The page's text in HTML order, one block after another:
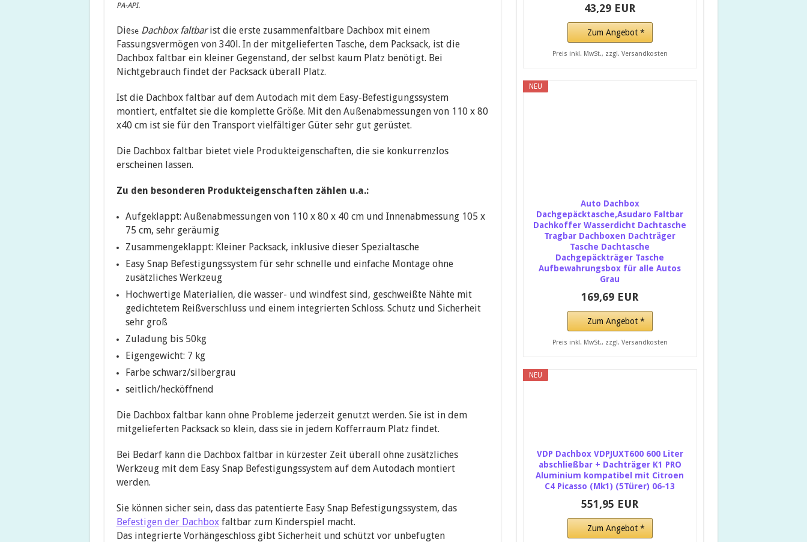
PA-API.
Diese Dachbox faltbarist die erste zusammenfaltbare Dachbox mit einem
Fassungsvermögen von 340l. In der mitgelieferten Tasche, dem Packsack, ist die
Dachbox faltbar ein kleiner Gegenstand, der selbst kaum Platz benötigt. Bei
Nichtgebrauch findet der Packsack überall Platz.
Ist die Dachbox faltbar auf dem Autodach mit dem Easy-Befestigungssystem
montiert, entfaltet sie die komplette Größe. Mit den Außenabmessungen von 110 x 80
x40 cm ist sie für den Transport vielfältiger Güter sehr gut gerüstet.
Die Dachbox faltbar bietet viele Produkteigenschaften, die sie konkurrenzlos
erscheinen lassen.
Zu den besonderen Produkteigenschaften zählen u.a.:
Aufgeklappt: Außenabmessungen von 110 x 80 x 40 cm und Innenabmessung 105 x
75 cm, sehr geräumig
Zusammengeklappt: Kleiner Packsack, inklusive dieser Spezialtasche
Easy Snap Befestigungssystem für sehr schnelle und einfache Montage ohne
zusätzliches Werkzeug
Hochwertige Materialien, die wasser- und windfest sind, geschweißte Nähte mit
gedichtetem Reißverschluss und einem integrierten Schloss. Schutz und Sicherheit
sehr groß
Zuladung bis 50kg
Eigengewicht: 7 kg
Farbe schwarz/silbergrau
seitlich/hecköffnend
Die Dachbox faltbar kann ohne Probleme jederzeit genutzt werden. Sie ist in dem
mitgelieferten Packsack so klein, dass sie in jedem Kofferraum Platz findet.
Bei Bedarf kann die Dachbox faltbar in kürzester Zeit überall ohne zusätzliches
Werkzeug mit dem Easy Snap Befestigungssystem auf dem Autodach montiert
werden.
Sie können sicher sein, dass das patentierte Easy Snap Befestigungssystem, das
Befestigen der Dachboxfaltbar zum Kinderspiel macht.
Das integrierte Vorhängeschloss gibt Sicherheit und schützt vor unbefugten
43,29 EUR
Zum Angebot *
Preis inkl. MwSt., zzgl. Versandkosten
NEU
Auto Dachbox
Dachgepäcktasche,Asudaro Faltbar
Dachkoffer Wasserdicht Dachtasche
Tragbar Dachboxen Dachträger
Tasche Dachtasche
Dachgepäckträger Tasche
Aufbewahrungsbox für alle Autos
Grau
169,69 EUR
Zum Angebot *
Preis inkl. MwSt., zzgl. Versandkosten
NEU
VDP Dachbox VDPJUXT600 600 Liter
abschließbar + Dachträger K1 PRO
Aluminium kompatibel mit Citroen
C4 Picasso (Mk1) (5Türer) 06-13
551,95 EUR
Zum Angebot *